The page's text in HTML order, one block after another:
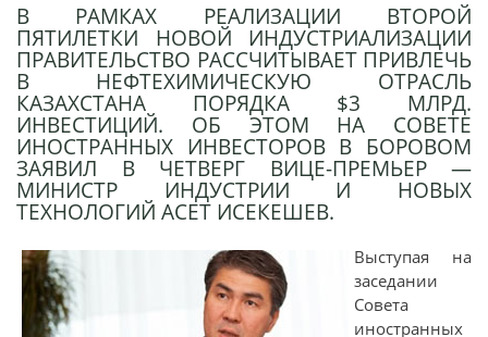
В РАМКАХ РЕАЛИЗАЦИИ ВТОРОЙ
ПЯТИЛЕТКИ НОВОЙ ИНДУСТРИАЛИЗАЦИИ
ПРАВИТЕЛЬСТВО РАССЧИТЫВАЕТ ПРИВЛЕЧЬ
В НЕФТЕХИМИЧЕСКУЮ ОТРАСЛЬ
КАЗАХСТАНА ПОРЯДКА $3 МЛРД.
ИНВЕСТИЦИЙ. ОБ ЭТОМ НА СОВЕТЕ
ИНОСТРАННЫХ ИНВЕСТОРОВ В БОРОВОМ
ЗАЯВИЛ В ЧЕТВЕРГ ВИЦЕ-ПРЕМЬЕР —
МИНИСТР ИНДУСТРИИ И НОВЫХ
ТЕХНОЛОГИЙ АСЕТ ИСЕКЕШЕВ.
Выступая на
заседании
Совета
иностранных